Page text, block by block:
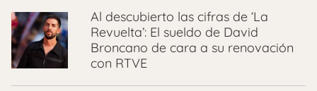
Al descubierto las cifras de ‘La
Revuelta’: El sueldo de David
Broncano de cara a su renovación
con RTVE